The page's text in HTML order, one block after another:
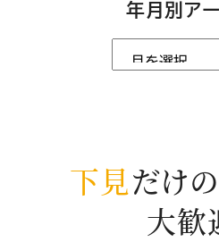
年月別ア
下見だけ
大歓